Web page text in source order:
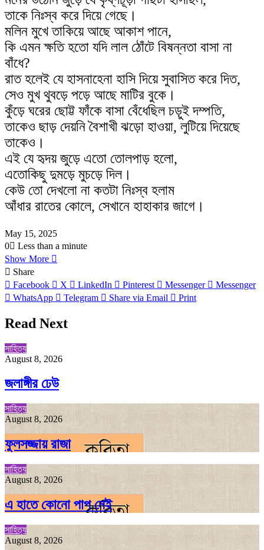
skin
তাকে নিঃস্ব করে দিয়ে গেছে।
মলিন মুখে তাকিয়ে আছে আকাশ পানে,
কি এমন ক্ষতি হতো যদি লাল ঠোঁটে বিষন্নতা বাসা না
বাঁধে?
রাত হলেই যে হাসনাহেনা হাসি দিয়ে সুবাসিত করে দিত,
সেও মুখ থুবড়ে পড়ে আছে মাটির বুকে।
কুঁড়ে ঘরের ছোট্ট ফাঁকে বাসা বেঁধেছিল চড়ুই দম্পতি,
তাকেও ছাড় দেয়নি বৈশাখী ঝড়ো হাওয়া, লুটিয়ে দিয়েছে
তাকেও।
এই যে হৃদয় জুড়ে এতো তোলপাড় হলো,
এতোকিছু দুমড়ে মুচড়ে দিল।
কেউ তো দেখলো না কতটা নিঃস্ব হলাম
আঁধার রাতের কোলে, সেখানে হাহাকার জাগে।
May 15, 2025
0
Less than a minute
Show More
Share
Facebook
X LinkedIn Pinterest Messenger
Messenger
WhatsApp
Telegram Share via Email Print
Read Next
সাহিত্য
August 8, 2026
জলাঙ্গীর ঢেউ
সাহিত্য
August 8, 2026
ফুলসজ্জায় রাজা
সাহিত্য
August 8, 2026
এ হাতে কোনো পাপ নেই
সাহিত্য
August 8, 2026